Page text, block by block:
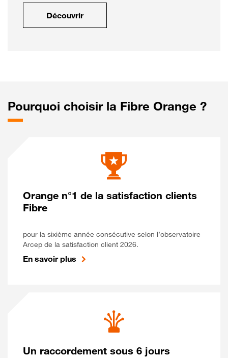
Découvrir
Pourquoi choisir la Fibre Orange ?
Orange n°1 de la satisfaction clients
Fibre
pour la sixième année consécutive selon l’observatoire
Arcep de la satisfaction client 2026.
En savoir plus
Un raccordement sous 6 jours